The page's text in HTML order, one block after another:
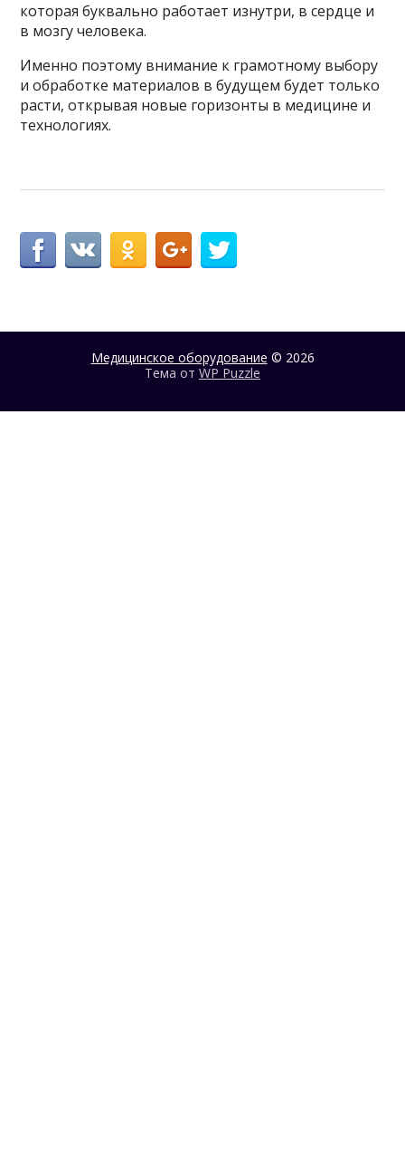
которая буквально работает изнутри, в сердце и
в мозгу человека.
Именно поэтому внимание к грамотному выбору
и обработке материалов в будущем будет только
расти, открывая новые горизонты в медицине и
технологиях.
Медицинское оборудование © 2026
Тема от WP Puzzle